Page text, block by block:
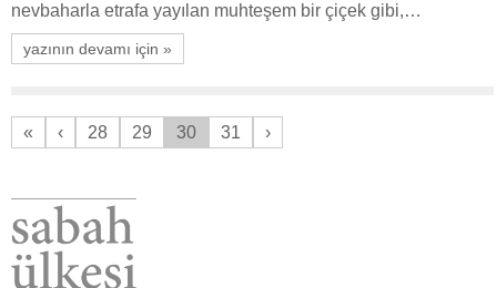
nevbaharla etrafa yayılan muhteşem bir çiçek gibi,…
yazının devamı için »
« ‹ 28 29 30 31 ›